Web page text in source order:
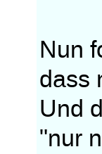
Nun
dass
Und
"nur